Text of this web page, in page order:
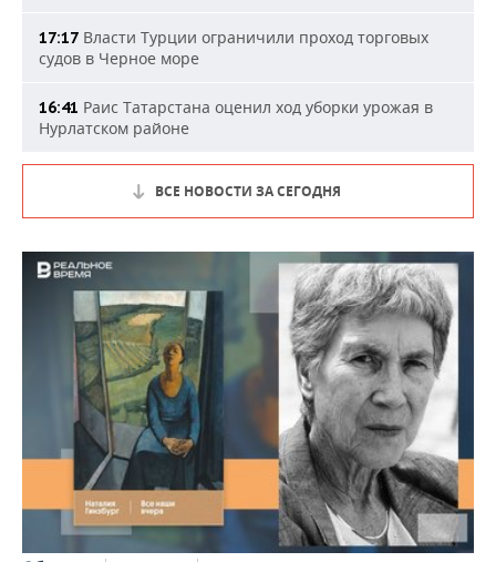
17:17 Власти Турции ограничили проход торговых
судов в Черное море
16:41 Раис Татарстана оценил ход уборки урожая в
Нурлатском районе
ВСЕ НОВОСТИ ЗА СЕГОДНЯ